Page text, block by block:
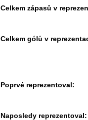
Celkem zápasů v
Celkem gólů v
Poprvé reprezentoval:
Naposledy reprezentoval: